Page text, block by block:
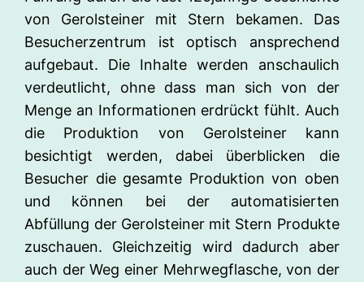
von Gerolsteiner mit Stern bekamen. Das
Besucherzentrum ist optisch ansprechend
aufgebaut. Die Inhalte werden anschaulich
verdeutlicht, ohne dass man sich von der
Menge an Informationen erdrückt fühlt. Auch
die Produktion von Gerolsteiner kann
besichtigt werden, dabei überblicken die
Besucher die gesamte Produktion von oben
und können bei der automatisierten
Abfüllung der Gerolsteiner mit Stern Produkte
zuschauen. Gleichzeitig wird dadurch aber
auch der Weg einer Mehrwegflasche, von der